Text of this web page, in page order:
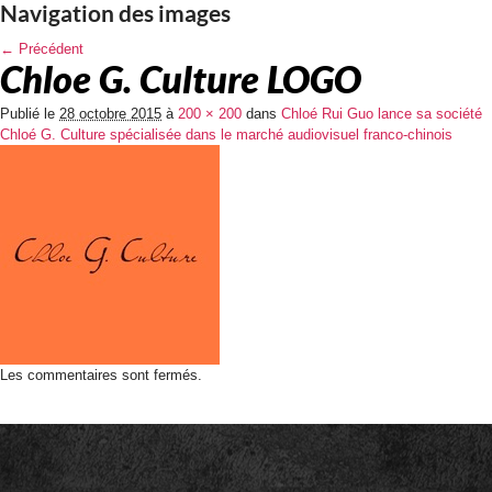
Navigation des images
← Précédent
Chloe G. Culture LOGO
Publié le 28 octobre 2015 à 200 × 200 dans Chloé Rui Guo lance sa société
Chloé G. Culture spécialisée dans le marché audiovisuel franco-chinois
Les commentaires sont fermés.